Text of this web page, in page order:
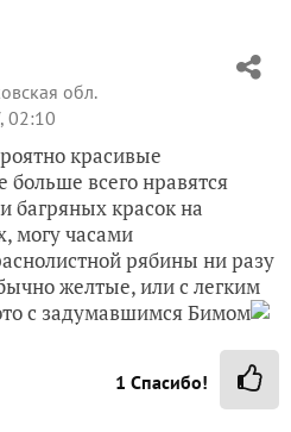
обл.
02:10
красивые
всего нравятся
багряных красок на
могу часами
рябины ни разу
желтые, или с легким
с задумавшимся Бимом
1 Спасибо!